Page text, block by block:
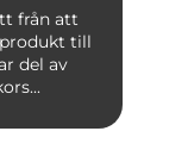
från att
till
del av